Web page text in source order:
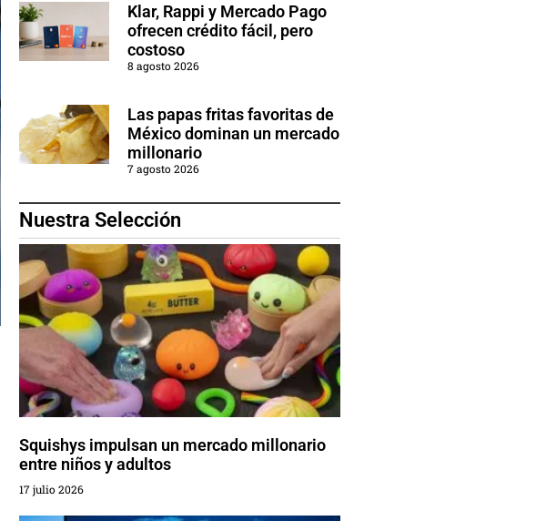
Klar, Rappi y Mercado Pago
ofrecen crédito fácil, pero
costoso
8 agosto 2026
Las papas fritas favoritas de
México dominan un mercado
millonario
7 agosto 2026
Nuestra Selección
Squishys impulsan un mercado millonario
entre niños y adultos
17 julio 2026